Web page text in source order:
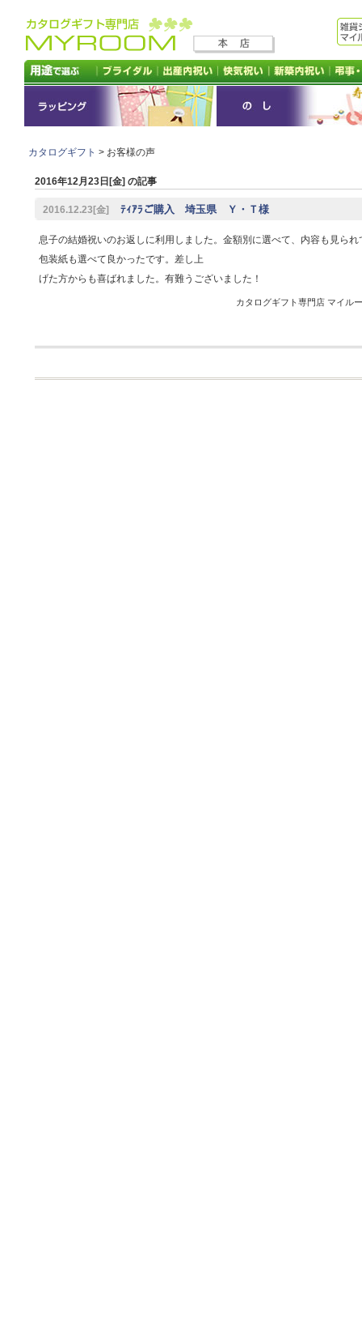
カタログギフト > お客様の声
2016年12月23日[金] の記事
2016.12.23[金] ﾃｨｱﾗご購入 埼玉県 Ｙ・Ｔ様
息子の結婚祝いのお返しに利用しました。金額別に選べて、内容も見ら
包装紙も選べて良かったです。差し上
げた方からも喜ばれました。有難うございました！
カタログギフト専門店 マイ